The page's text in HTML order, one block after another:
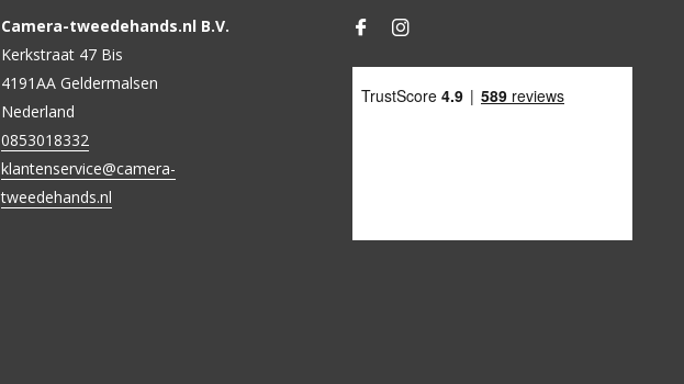
Camera-tweedehands.nl B.V.
Kerkstraat 47 Bis
4191AA Geldermalsen
Nederland
0853018332
klantenservice@camera-
tweedehands.nl